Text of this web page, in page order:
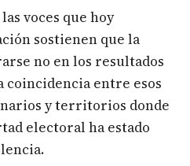
voces que hoy
sostienen que la
no en los resultados
coincidencia entre esos
y territorios donde
electoral ha estado